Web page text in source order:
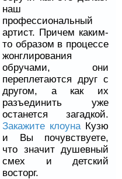
наш
профессиональный
артист. Причем каким-
то образом в процессе
жонглирования
обручами, они
переплетаются друг с
другом, а как их
разъединить уже
останется загадкой.
Закажите клоунаКузю
и Вы почувствуете,
что значит душевный
смех и детский
восторг.